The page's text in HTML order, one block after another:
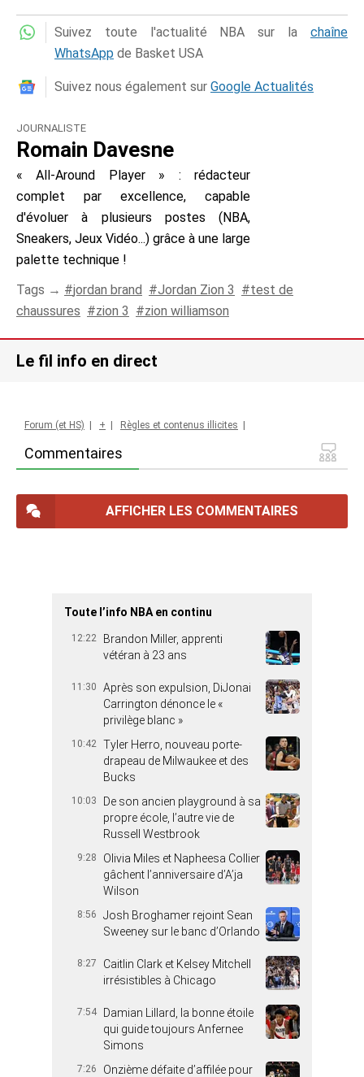
Suivez toute l'actualité NBA sur la chaîne
WhatsApp de Basket USA
Suivez nous également sur Google Actualités
JOURNALISTE
Romain Davesne
« All-Around Player » : rédacteur
complet par excellence, capable
d'évoluer à plusieurs postes (NBA,
Sneakers, Jeux Vidéo...) grâce à une large
palette technique !
Tags →
jordan brand Jordan Zion 3
test de
chaussures
zion 3 zion williamson
Le fil info en direct
Commentaires
Forum (et HS) + Règles et contenus illicites
AFFICHER LES COMMENTAIRES
Toute l’info NBA en continu
12:22
Brandon Miller, apprenti
vétéran à 23 ans
11:30
Après son expulsion, DiJonai
Carrington dénonce le «
privilège blanc »
10:42 Tyler Herro, nouveau porte-
drapeau de Milwaukee et des
Bucks
10:03
De son ancien playground à sa
propre école, l’autre vie de
Russell Westbrook
9:28
Olivia Miles et Napheesa Collier
gâchent l’anniversaire d’A’ja
Wilson
8:56
Josh Broghamer rejoint Sean
Sweeney sur le banc d’Orlando
8:27
Caitlin Clark et Kelsey Mitchell
irrésistibles à Chicago
7:54
Damian Lillard, la bonne étoile
qui guide toujours Anfernee
Simons
7:26
Onzième défaite d’affilée pour